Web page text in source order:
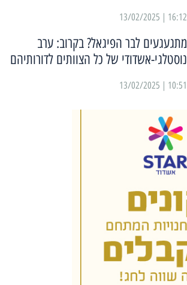
16:12 | 13/02/2025
מתגעגעים לבר הפיגאל? בקרוב: ערב
נוסטלגי-אשדודי של כל הצוותים לדורותיהם
10:51 | 13/02/2025